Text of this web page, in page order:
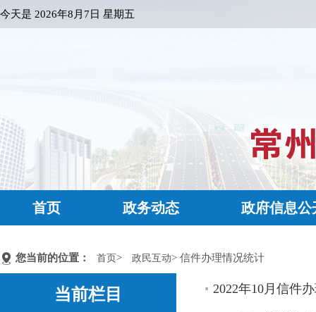
今天是 2026年8月7日 星期五
首页 政务动态 政府信息公
您当前的位置： 首页> 政民互动> 信件办理情况统计
当前栏目 2022年10月信件